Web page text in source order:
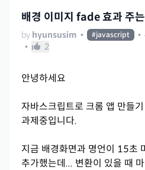
배경 이미지 fade 효과 주
by hyunsusim • #javascript •
•
2
안녕하세요
자바스크립트로 크롬 앱 만들
과제중입니다.
지금 배경화면과 명언이 15초
추가했는데... 변환이 있을 때